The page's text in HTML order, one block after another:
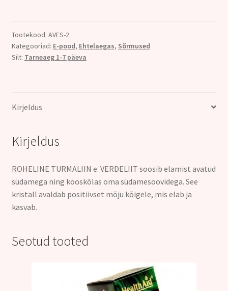
925;
Ø
19,5
Tootekood: AVES-2
Kategooriad: E-pood, Ehtelaegas, Sõrmused
Silt: Tarneaeg 1-7 päeva
Kirjeldus
Kirjeldus
ROHELINE TURMALIIN e. VERDELIIT soosib elamist avatud
südamega ning kooskõlas oma südamesoovidega. See
kristall avaldab positiivset mõju kõigele, mis elab ja
kasvab.
Seotud tooted